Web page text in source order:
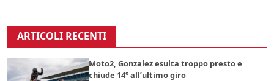
ARTICOLI RECENTI
Moto2, Gonzalez esulta troppo presto e
chiude 14° all’ultimo giro